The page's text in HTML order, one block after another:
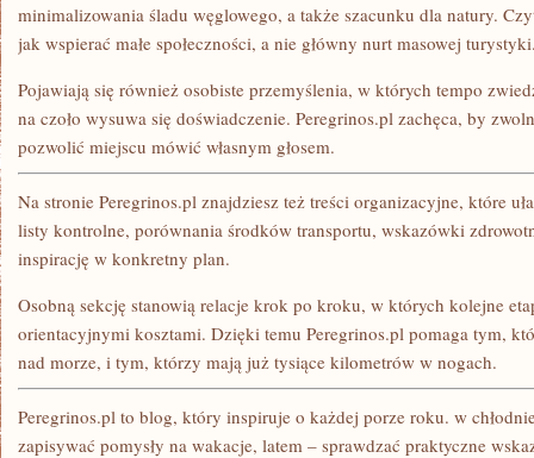
minimalizowania śladu węglowego, a także szacunku dla natury.
jak wspierać małe społeczności, a nie główny nurt masowej
Pojawiają się również osobiste przemyślenia, w których tempo
na czoło wysuwa się doświadczenie. Peregrinos.pl zachęca, by
pozwolić miejscu mówić własnym głosem.
Na stronie Peregrinos.pl znajdziesz też treści organizacyjne, które
listy kontrolne, porównania środków transportu, wskazówki
inspirację w konkretny plan.
Osobną sekcję stanowią relacje krok po kroku, w których kolejne
orientacyjnymi kosztami. Dzięki temu Peregrinos.pl pomaga tym,
nad morze, i tym, którzy mają już tysiące kilometrów w nogach.
Peregrinos.pl to blog, który inspiruje o każdej porze roku. w
zapisywać pomysły na wakacje, latem – sprawdzać praktyczne